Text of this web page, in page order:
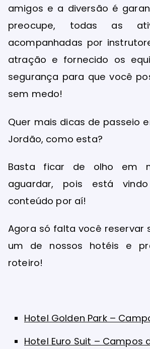
amigos e a diversão é
preocupe, todas as
acompanhadas por
atração e fornecido os
segurança para que você
sem medo!
Quer mais dicas de passeio
Jordão, como esta?
Basta ficar de olho em
aguardar, pois está
conteúdo por aí!
Agora só falta você reservar
um de nossos hotéis e
roteiro!
Hotel Golden Park –
Hotel Euro Suit – Campos